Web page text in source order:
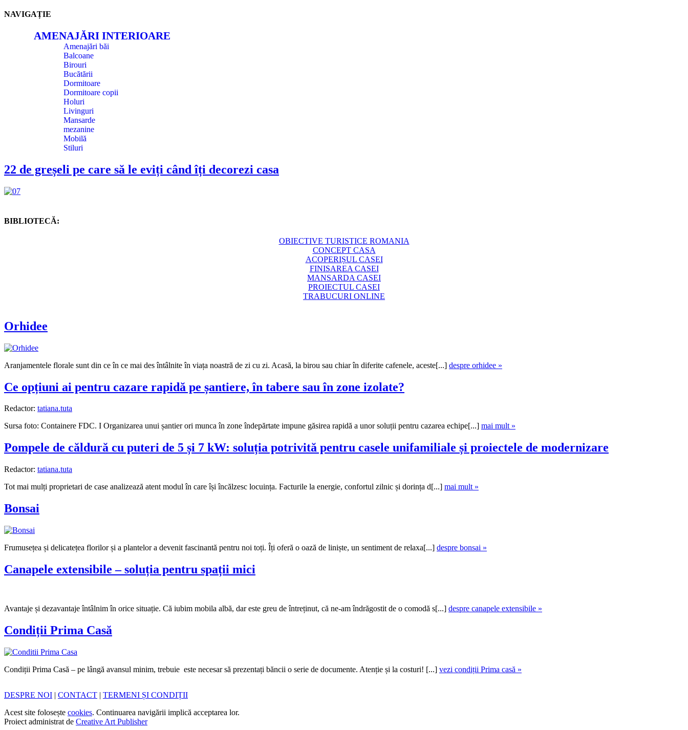
NAVIGAȚIE
AMENAJĂRI INTERIOARE
Amenajări băi
Balcoane
Birouri
Bucătării
Dormitoare
Dormitoare copii
Holuri
Livinguri
Mansarde
mezanine
Mobilă
Stiluri
22 de greșeli pe care să le eviți când îți decorezi casa
BIBLIOTECĂ:
OBIECTIVE TURISTICE ROMANIA
CONCEPT CASA
ACOPERIȘUL CASEI
FINISAREA CASEI
MANSARDA CASEI
PROIECTUL CASEI
TRABUCURI ONLINE
Orhidee
Aranjamentele florale sunt din ce în ce mai des întâlnite în viața noastră de zi cu zi. Acasă, la birou sau chiar în diferite cafenele, aceste[...] despre orhidee »
Ce opțiuni ai pentru cazare rapidă pe șantiere, în tabere sau în zone izolate?
Redactor: tatiana.tuta
Sursa foto: Containere FDC. I Organizarea unui șantier ori munca în zone îndepărtate impune găsirea rapidă a unor soluții pentru cazarea echipe[...] mai mult »
Pompele de căldură cu puteri de 5 și 7 kW: soluția potrivită pentru casele unifamiliale și proiectele de modernizare
Redactor: tatiana.tuta
Tot mai mulți proprietari de case analizează atent modul în care își încălzesc locuința. Facturile la energie, confortul zilnic și dorința d[...] mai mult »
Bonsai
Frumusețea și delicatețea florilor și a plantelor a devenit fascinantă pentru noi toți. Îți oferă o oază de liniște, un sentiment de relaxa[...] despre bonsai »
Canapele extensibile – soluția pentru spații mici
Avantaje și dezavantaje întâlnim în orice situație. Că iubim mobila albă, dar este greu de întreținut, că ne-am îndrăgostit de o comodă s[...] despre canapele extensibile »
Condiții Prima Casă
Condiții Prima Casă – pe lângă avansul minim, trebuie este necesar să prezentați băncii o serie de documente. Atenție și la costuri! [...] vezi condiții Prima casă »
DESPRE NOI | CONTACT | TERMENI ȘI CONDIȚII
Acest site folosește cookies. Continuarea navigării implică acceptarea lor.
Proiect administrat de Creative Art Publisher